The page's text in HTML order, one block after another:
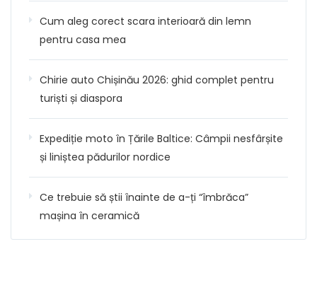
Cum aleg corect scara interioară din lemn
pentru casa mea
Chirie auto Chișinău 2026: ghid complet pentru
turiști și diaspora
Expediție moto în Țările Baltice: Câmpii nesfârșite
și liniștea pădurilor nordice
Ce trebuie să știi înainte de a-ți “îmbrăca”
mașina în ceramică